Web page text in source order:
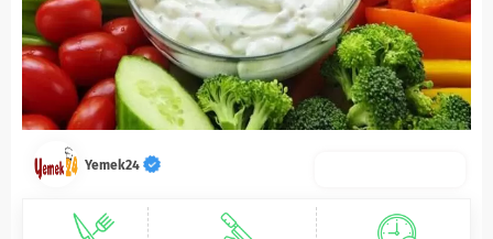
Yemek24